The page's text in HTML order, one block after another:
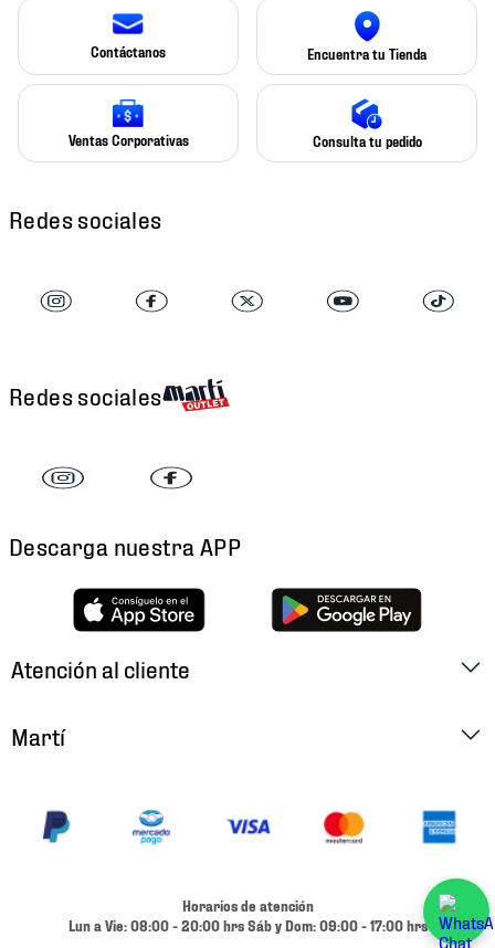
Contáctanos Encuentra tu Tienda
Ventas Corporativas Consulta tu pedido
Redes sociales
Redes sociales
Descarga nuestra APP
Atención al cliente
Cambios y Devoluciones
Martí
Ubica tu Tienda
Términos y Condiciones
Horarios de atención
Lun a Vie: 08:00 - 20:00 hrs Sáb y Dom: 09:00 - 17:00 hrs